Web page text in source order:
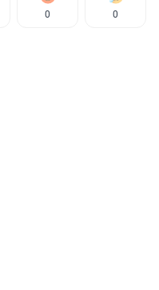
0 0